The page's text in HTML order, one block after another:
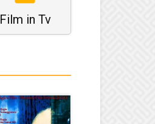
Film in Tv